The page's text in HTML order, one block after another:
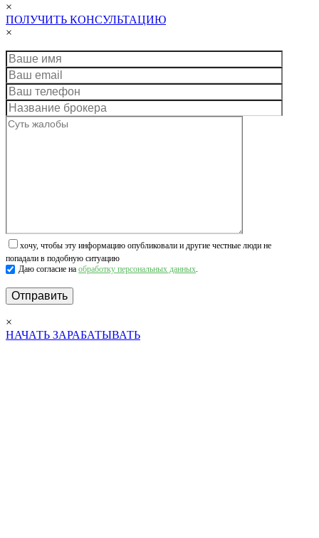
×
ПОЛУЧИТЬ КОНСУЛЬТАЦИЮ
×
хочу, чтобы эту информацию опубликовали и другие честные люди не
попадали в подобную ситуацию
Даю согласие на обработку персональных данных.
×
НАЧАТЬ ЗАРАБАТЫВАТЬ